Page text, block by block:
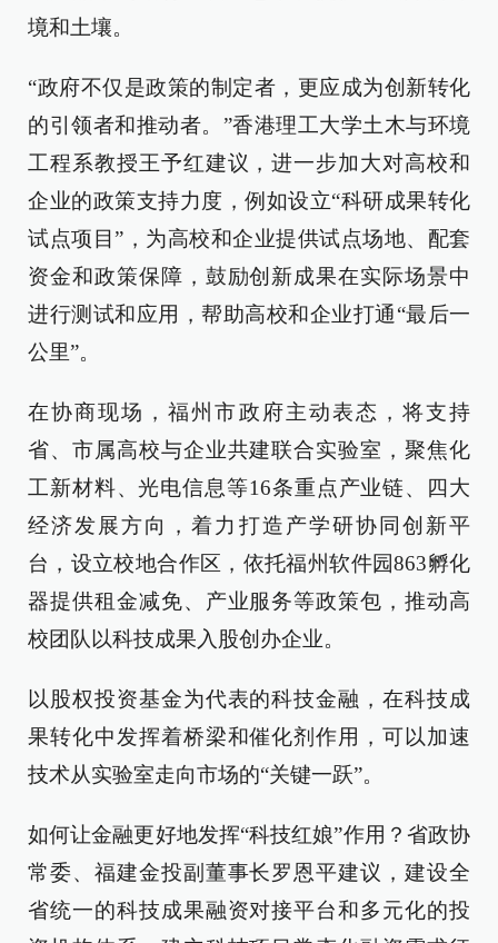
境和土壤。
“政府不仅是政策的制定者，更应成为创新转化
的引领者和推动者。”香港理工大学土木与环境
工程系教授王予红建议，进一步加大对高校和
企业的政策支持力度，例如设立“科研成果转化
试点项目”，为高校和企业提供试点场地、配套
资金和政策保障，鼓励创新成果在实际场景中
进行测试和应用，帮助高校和企业打通“最后一
公里”。
在协商现场，福州市政府主动表态，将支持
省、市属高校与企业共建联合实验室，聚焦化
工新材料、光电信息等16条重点产业链、四大
经济发展方向，着力打造产学研协同创新平
台，设立校地合作区，依托福州软件园863孵化
器提供租金减免、产业服务等政策包，推动高
校团队以科技成果入股创办企业。
以股权投资基金为代表的科技金融，在科技成
果转化中发挥着桥梁和催化剂作用，可以加速
技术从实验室走向市场的“关键一跃”。
如何让金融更好地发挥“科技红娘”作用？省政协
常委、福建金投副董事长罗恩平建议，建设全
省统一的科技成果融资对接平台和多元化的投